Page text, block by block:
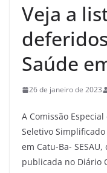
Veja a
Saúde
26 de janeiro de 2023
A Comissão
Seletivo
em Catu-Ba-
publicada no Diário